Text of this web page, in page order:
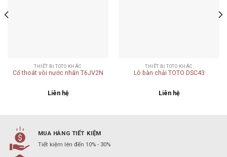
THIẾT BỊ TOTO KHÁC
Cổ thoát vòi nước nhấn T6JV2N
Liên hệ
THIẾT BỊ TOTO KHÁC
Lô bàn chải TOTO DSC43
Liên hệ
MUA HÀNG TIẾT KIỆM
Tiết kiệm lên đến 10% - 30%